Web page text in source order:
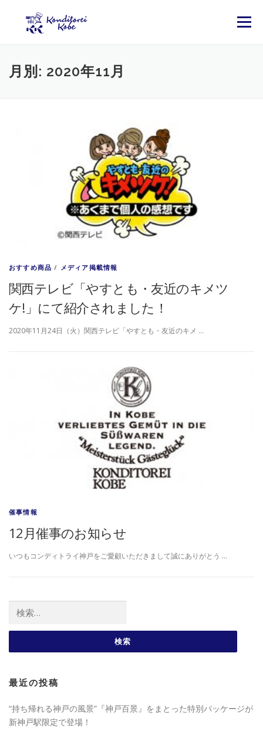
メニュー
月別: 2020年11月
おすすめ商品 / メディア掲載情報
関西テレビ「やすとも・友近のキメツ
ケ!」にて紹介されました！
2020年11月24日（火）関西テレビ「やすとも・友近のキメ …
催事情報
12月催事のお知らせ
いつもコンディトライ神戸をご愛顧いただきまして誠にありがとう …
最近の投稿
“持ち帰れる神戸の風景”『神戸百景』をまとった特別パッケージが
新神戸駅限定で登場！